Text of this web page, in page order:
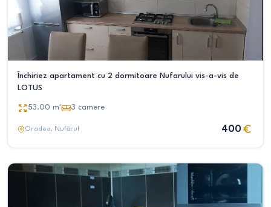
Închiriez apartament cu 2 dormitoare Nufarului vis-a-vis de
LOTUS
53.00 m² 3 camere
Oradea, Nufărul 400